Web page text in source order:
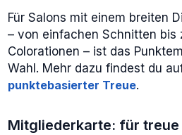
Für Salons mit einem breiten
– von einfachen Schnitten bis
Colorationen – ist das
Wahl. Mehr dazu findest du
punktebasierter Treue.
Mitgliederkarte: für treue